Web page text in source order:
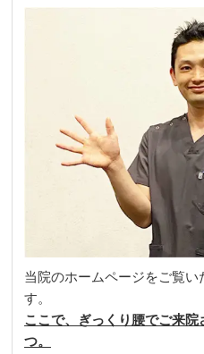
当院のホームページをご覧
す。
ここで、ぎっくり腰でご来
つ。